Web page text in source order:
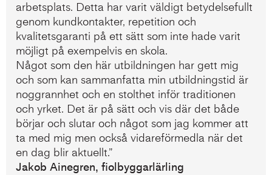
arbetsplats. Detta har varit väldigt betydelsefullt
genom kundkontakter, repetition och
kvalitetsgaranti på ett sätt som inte hade varit
möjligt på exempelvis en skola.
Något som den här utbildningen har gett mig
och som kan sammanfatta min utbildningstid är
noggrannhet och en stolthet inför traditionen
och yrket. Det är på sätt och vis där det både
börjar och slutar och något som jag kommer att
ta med mig men också vidareförmedla när det
en dag blir aktuellt.”
Jakob Ainegren, fiolbyggarlärling